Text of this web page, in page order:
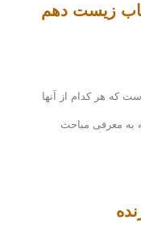
زیست دهم
هر کدام از آنها
به معرفی مباحث